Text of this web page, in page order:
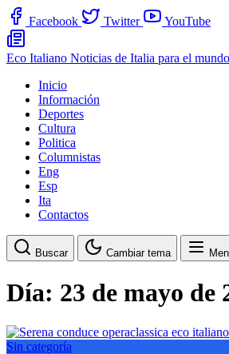
Facebook Twitter YouTube
Eco Italiano Noticias de Italia para el mundo
Inicio
Información
Deportes
Cultura
Politica
Columnistas
Eng
Esp
Ita
Contactos
Buscar Cambiar tema
Día: 23 de mayo de
Sin categoría